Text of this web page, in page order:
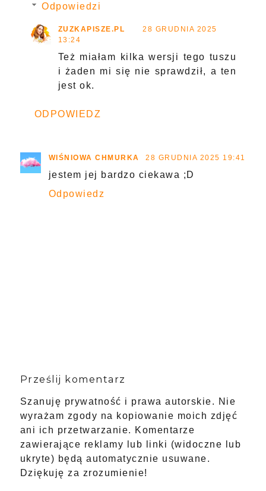
Odpowiedzi
ZUZKAPISZE.PL
28 GRUDNIA 2025
13:24
Też miałam kilka wersji tego tuszu
i żaden mi się nie sprawdził, a ten
jest ok.
ODPOWIEDZ
WIŚNIOWA CHMURKA 28 GRUDNIA 2025 19:41
jestem jej bardzo ciekawa ;D
Odpowiedz
Prześlij komentarz
Szanuję prywatność i prawa autorskie. Nie
wyrażam zgody na kopiowanie moich zdjęć
ani ich przetwarzanie. Komentarze
zawierające reklamy lub linki (widoczne lub
ukryte) będą automatycznie usuwane.
Dziękuję za zrozumienie!